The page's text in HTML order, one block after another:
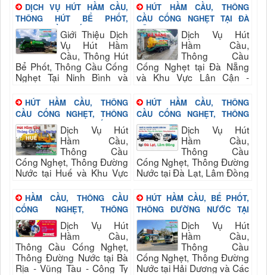
DỊCH VỤ HÚT HẦM CẦU,
THÔNG HÚT BỂ PHỐT,
THÔNG CẦU CỐNG NGHẸT
TẠI NINH BÌNH
Giới Thiệu Dịch
Vụ Hút Hầm
Cầu, Thông Hút
Bể Phốt, Thông Cầu Cống
Nghẹt Tại Ninh Bình và
Ty TNHH Môi Trường Xanh
Hà Thành
HÚT HẦM CẦU, THÔNG
CẦU CỐNG NGHẸT TẠI ĐÀ
NẴNG
Dịch Vụ Hút
Hầm Cầu,
Thông Cầu
Cống Nghẹt tại Đà Nẵng
và Khu Vực Lân Cận -
Xanh Hà Thành
HÚT HẦM CẦU, THÔNG
CẦU CỐNG NGHẸT, THÔNG
ĐƯỜNG NƯỚC TẠI HUẾ
Dịch Vụ Hút
Hầm Cầu,
Thông Cầu
Cống Nghẹt, Thông Đường
Nước tại Huế và Khu Vực
Môi Trường Xanh Hà
Thành
HÚT HẦM CẦU, THÔNG
CẦU CỐNG NGHẸT, THÔNG
ĐƯỜNG NƯỚC TẠI ĐÀ LẠT,
LÂM ĐỒNG
Dịch Vụ Hút
Hầm Cầu,
Thông Cầu
Cống Nghẹt, Thông Đường
Nước tại Đà Lạt, Lâm Đồng
Công Ty TNHH Môi Trường
Xanh Hà Thành
HẦM CẦU, THÔNG CẦU
CỐNG NGHẸT, THÔNG
ĐƯỜNG NƯỚC TẠI BÀ RỊA -
VŨNG TÀU
Dịch Vụ Hút
Hầm Cầu,
Thông Cầu Cống Nghẹt,
Thông Đường Nước tại Bà
Rịa - Vũng Tàu - Công Ty
HÚT HẦM CẦU, BỂ PHỐT,
THÔNG ĐƯỜNG NƯỚC TẠI
HẢI DƯƠNG Dịch Vụ Hút
Hầm Cầu,
Thông Cầu
Cống Nghẹt, Thông Đường
Nước tại Hải Dương và Các